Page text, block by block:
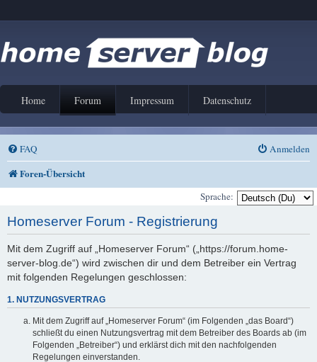
Home Forum Impressum Datenschutz
FAQ Anmelden
Foren-Übersicht
Sprache:
Homeserver Forum - Registrierung
Mit dem Zugriff auf „Homeserver Forum“ („https://forum.home-
server-blog.de“) wird zwischen dir und dem Betreiber ein Vertrag
mit folgenden Regelungen geschlossen:
1. NUTZUNGSVERTRAG
Mit dem Zugriff auf „Homeserver Forum“ (im Folgenden „das Board“)
schließt du einen Nutzungsvertrag mit dem Betreiber des Boards ab (im
Folgenden „Betreiber“) und erklärst dich mit den nachfolgenden
Regelungen einverstanden.